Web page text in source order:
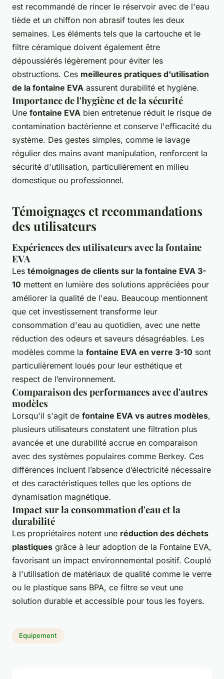
est recommandé de rincer le réservoir avec de l'eau
tiède et un chiffon non abrasif toutes les deux
semaines. Les éléments tels que la cartouche et le
filtre céramique doivent également être
dépoussiérés légèrement pour éviter les
obstructions. Ces meilleures pratiques d'utilisation
de la fontaine EVA assurent durabilité et hygiène.
Importance de l'hygiène et de la sécurité
Une fontaine EVA bien entretenue réduit le risque de
contamination bactérienne et conserve l'efficacité du
système. Des gestes simples, comme le lavage
régulier des mains avant manipulation, renforcent la
sécurité d'utilisation, particulièrement en milieu
domestique ou professionnel.
Témoignages et recommandations
des utilisateurs
Expériences des utilisateurs avec la fontaine
EVA
Les témoignages de clients sur la fontaine EVA 3-
10 mettent en lumière des solutions appréciées pour
améliorer la qualité de l'eau. Beaucoup mentionnent
que cet investissement transforme leur
consommation d'eau au quotidien, avec une nette
réduction des odeurs et saveurs désagréables. Les
modèles comme la fontaine EVA en verre 3-10 sont
particulièrement loués pour leur esthétique et
respect de l’environnement.
Comparaison des performances avec d'autres
modèles
Lorsqu'il s'agit de fontaine EVA vs autres modèles,
plusieurs utilisateurs constatent une filtration plus
avancée et une durabilité accrue en comparaison
avec des systèmes populaires comme Berkey. Ces
différences incluent l’absence d’électricité nécessaire
et des caractéristiques telles que les options de
dynamisation magnétique.
Impact sur la consommation d'eau et la
durabilité
Les propriétaires notent une réduction des déchets
plastiques grâce à leur adoption de la Fontaine EVA,
favorisant un impact environnemental positif. Couplé
à l'utilisation de matériaux de qualité comme le verre
ou le plastique sans BPA, ce filtre se veut une
solution durable et accessible pour tous les foyers.
Equipement